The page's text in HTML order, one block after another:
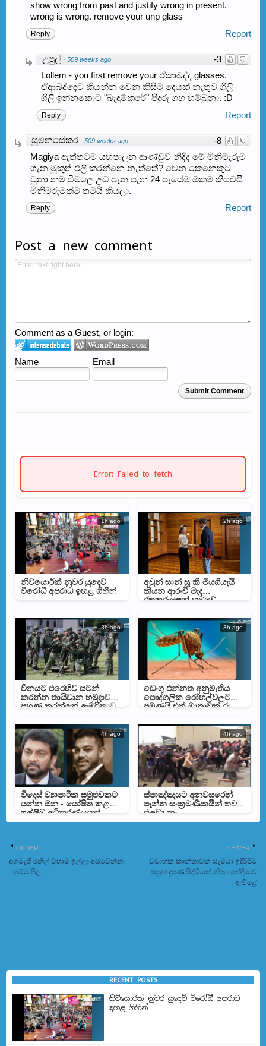
show wrong from past and justify wrong in present.
wrong is wrong. remove your unp glass
Report
Reply
-3
උපුල් · 509 weeks ago
Lollem - you first remove your ඒකාබද්ද glasses.
ඒආබද්දෙට කියන්න වෙන කිසිම දෙයක් නැතුව ගිලි
ගිලි ඉන්නකොට "බැඳුම්කරේ" පිදුරු ගහ හම්බුනා. :D
Report
Reply
-8
සුමනසේකර · 509 weeks ago
Magiya ඇත්තටම යහපාලන ආණ්ඩුව නිදිද මේ මිනීමැරුම
ගැන මුකුත් එලි කරන්නෙ නැත්තේ? වෙන කෙනෙකුට
වුනා නම් විමලෙ උඩ පැන පැන 24 පැයේම ඕකම කියවයි
මිනිමරුමක්ම තමයි කියලා.
Report
Reply
Post a new comment
Comment as a Guest, or login:
Name Email
Submit Comment
Error: Failed to fetch
1h ago
නිව්යොර්ක් නුවර යුදෙව්
විරෝධී අපරාධ ඉහළ ගිහින්
2h ago
අවුන් සාන් සූ කී මියගියැයි
කියන ආරංචි මැද
රතුකුරුසෙන් හමුවේ
3h ago
චීනයට එරෙහිව සටන්
කරන්න තායිවාන හමුදාව
පුහුණු කරන්නේ ඇමරිකාව
3h ago
ඩෙංගු එන්නත අනුමැතිය
පෞද්ගලික රෝහල්වලට
පමණයි එක් මාත්‍රාවක් රු.
4h ago
විදෙස් ව්‍යාපාරික සමුළුවකට
යන්න ඕන - යෝෂිත කළ
ඉල්ලීම අධිකරණයෙන්
ඉවතට
4h ago
ස්පාඤ්ඤයට අනවසරෙන්
පැන්න සංක්‍රමණිකයින් තවම
එළවා නෑ
NEWER
විවාහක කාන්තාවක සැමියා ඉදිරිපිට
සමූහ දූෂණ සිද්ධියක් නිසා ඉන්දියාව
ඇවිළේ
OLDER
අගමැති රනිල් වහාම ඉල්ලා අස්වෙන්න
- ගම්මංපිල
RECENT POSTS
නිව්යොර්ක් නුවර යුදෙව් විරෝධී අපරාධ
ඉහළ ගිහින්